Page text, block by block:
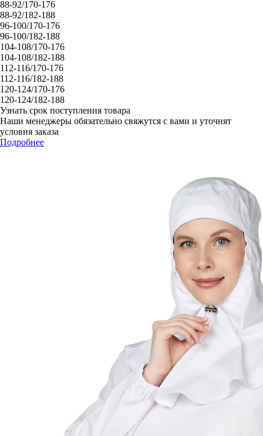
88-92/170-176
88-92/182-188
96-100/170-176
96-100/182-188
104-108/170-176
104-108/182-188
112-116/170-176
112-116/182-188
120-124/170-176
120-124/182-188
Узнать срок поступления товара
Наши менеджеры обязательно свяжутся с вами и уточнят
условия заказа
Подробнее